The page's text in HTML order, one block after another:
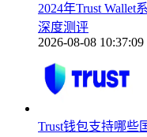
2024年Trust
深度测评
2026-08-08 10:37:09
Trust钱包支持哪些